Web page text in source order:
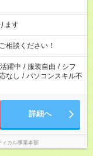
ます
談ください！
躍中 / 服装自由 / シフ
なし / パソコンスキル不
詳細へ
カル事業本部